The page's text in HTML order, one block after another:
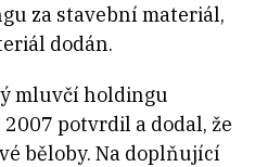
za stavební materiál,
dodán.
mluvčí holdingu
potvrdil a dodal, že
běloby. Na doplňující